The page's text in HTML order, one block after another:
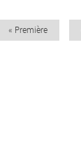
Première
« Première